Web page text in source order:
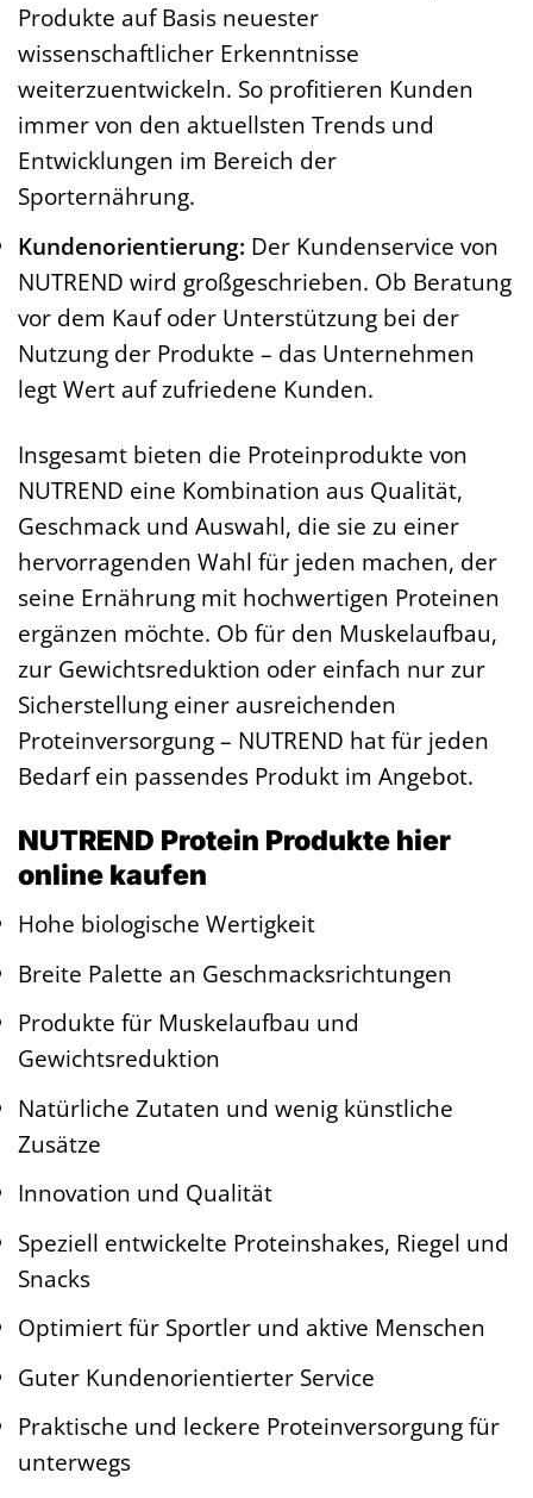
Produkte auf Basis neuester
wissenschaftlicher Erkenntnisse
weiterzuentwickeln. So profitieren Kunden
immer von den aktuellsten Trends und
Entwicklungen im Bereich der
Sporternährung.
Kundenorientierung: Der Kundenservice von
NUTREND wird großgeschrieben. Ob Beratung
vor dem Kauf oder Unterstützung bei der
Nutzung der Produkte – das Unternehmen
legt Wert auf zufriedene Kunden.
Insgesamt bieten die Proteinprodukte von
NUTREND eine Kombination aus Qualität,
Geschmack und Auswahl, die sie zu einer
hervorragenden Wahl für jeden machen, der
seine Ernährung mit hochwertigen Proteinen
ergänzen möchte. Ob für den Muskelaufbau,
zur Gewichtsreduktion oder einfach nur zur
Sicherstellung einer ausreichenden
Proteinversorgung – NUTREND hat für jeden
Bedarf ein passendes Produkt im Angebot.
NUTREND Protein Produkte hier
online kaufen
Hohe biologische Wertigkeit
Breite Palette an Geschmacksrichtungen
Produkte für Muskelaufbau und
Gewichtsreduktion
Natürliche Zutaten und wenig künstliche
Zusätze
Innovation und Qualität
Speziell entwickelte Proteinshakes, Riegel und
Snacks
Optimiert für Sportler und aktive Menschen
Guter Kundenorientierter Service
Praktische und leckere Proteinversorgung für
unterwegs